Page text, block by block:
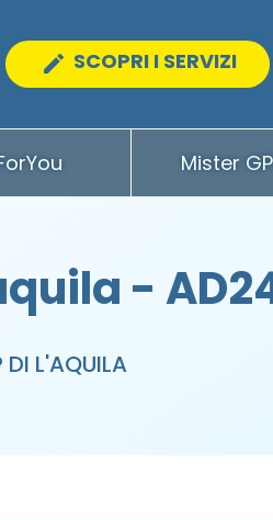
SCOPRI I SERVIZI
Mister
-
DI L'AQUILA